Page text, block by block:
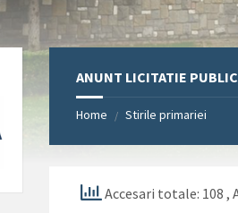
ANUNT LICITATIE
Home / Stirile primariei
Accesari totale: 108,